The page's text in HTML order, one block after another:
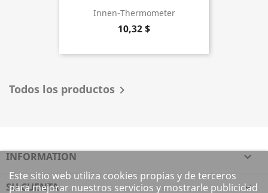
Innen-Thermometer
10,32 $
Todos los productos 
INFORMATION 
SU CUENTA 
Este sitio web utiliza cookies propias y de terceros
para mejorar nuestros servicios y mostrarle publicidad